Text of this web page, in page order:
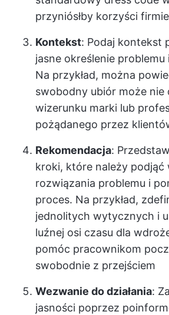
przyniósłby korzyści
Kontekst: Podaj kontekst
jasne określenie problemu
Na przykład, można
swobodny ubiór może nie
wizerunku marki lub
pożądanego przez
Rekomendacja:
kroki, które należy podjąć
rozwiązania problemu i
proces. Na przykład,
jednolitych wytycznych i
luźnej osi czasu dla
pomóc pracownikom
swobodnie z przejściem
Wezwanie do działania:
jasności poprzez